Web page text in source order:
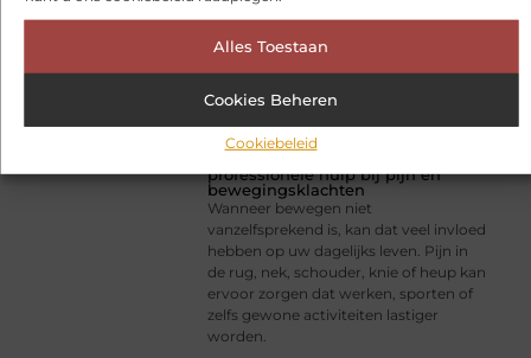
Alles Toestaan
Cookies Beheren
Cookiebeleid
professionele hulp bij pijn en
bewegingsklachten
Wanneer bewegen niet
vanzelfsprekend is, kan dat veel invloed
hebben op uw dagelijks leven. Pijn in
de rug, nek, schouder, knie of heup kan
ervoor zorgen dat werken, sporten of
zelfs gewone activiteiten lastiger
worden.